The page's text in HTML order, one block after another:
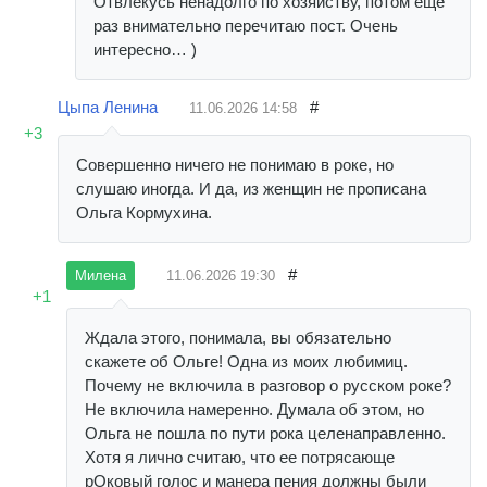
раз внимательно перечитаю пост. Очень
интересно… )
+3
Цыпа Ленина 11.06.2026 14:58 #
Совершенно ничего не понимаю в роке, но
слушаю иногда. И да, из женщин не прописана
Ольга Кормухина.
+1
Милена 11.06.2026 19:30 #
Ждала этого, понимала, вы обязательно
скажете об Ольге! Одна из моих любимиц.
Почему не включила в разговор о русском роке?
Не включила намеренно. Думала об этом, но
Ольга не пошла по пути рока целенаправленно.
Хотя я лично считаю, что ее потрясающе
рОковый голос и манера пения должны были